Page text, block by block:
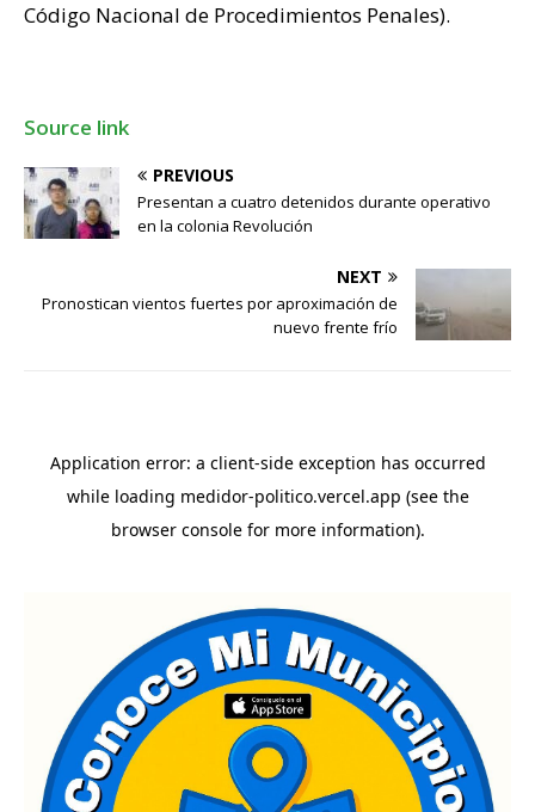
Código Nacional de Procedimientos Penales).
Source link
PREVIOUS
Presentan a cuatro detenidos durante operativo
en la colonia Revolución
NEXT
Pronostican vientos fuertes por aproximación de
nuevo frente frío